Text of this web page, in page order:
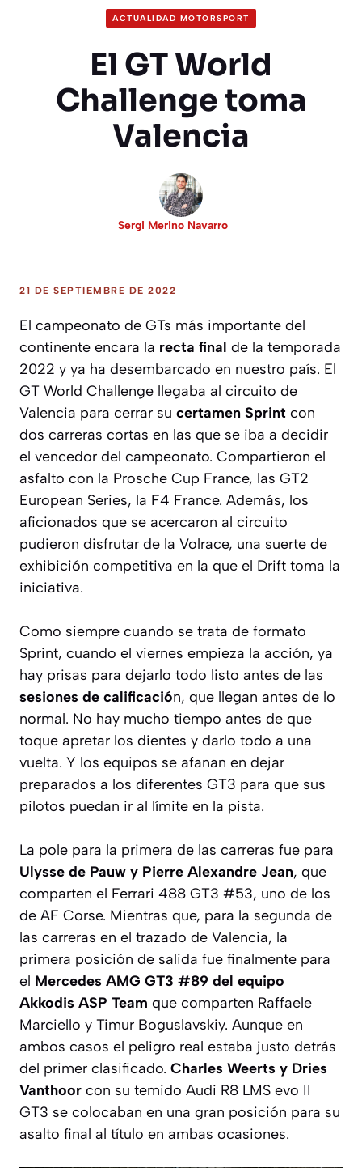
ACTUALIDAD MOTORSPORT
El GT World
Challenge toma
Valencia
Sergi Merino Navarro
21 DE SEPTIEMBRE DE 2022
El campeonato de GTs más importante del
continente encara la recta final de la temporada
2022 y ya ha desembarcado en nuestro país. El
GT World Challenge llegaba al circuito de
Valencia para cerrar su certamen Sprint con
dos carreras cortas en las que se iba a decidir
el vencedor del campeonato. Compartieron el
asfalto con la Prosche Cup France, las GT2
European Series, la F4 France. Además, los
aficionados que se acercaron al circuito
pudieron disfrutar de la Volrace, una suerte de
exhibición competitiva en la que el Drift toma la
iniciativa.
Como siempre cuando se trata de formato
Sprint, cuando el viernes empieza la acción, ya
hay prisas para dejarlo todo listo antes de las
sesiones de calificación, que llegan antes de lo
normal. No hay mucho tiempo antes de que
toque apretar los dientes y darlo todo a una
vuelta. Y los equipos se afanan en dejar
preparados a los diferentes GT3 para que sus
pilotos puedan ir al límite en la pista.
La pole para la primera de las carreras fue para
Ulysse de Pauw y Pierre Alexandre Jean, que
comparten el Ferrari 488 GT3 #53, uno de los
de AF Corse. Mientras que, para la segunda de
las carreras en el trazado de Valencia, la
primera posición de salida fue finalmente para
el Mercedes AMG GT3 #89 del equipo
Akkodis ASP Team que comparten Raffaele
Marciello y Timur Boguslavskiy. Aunque en
ambos casos el peligro real estaba justo detrás
del primer clasificado. Charles Weerts y Dries
Vanthoor con su temido Audi R8 LMS evo II
GT3 se colocaban en una gran posición para su
asalto final al título en ambas ocasiones.